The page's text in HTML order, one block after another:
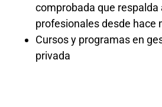
comprobada que respalda
profesionales desde hace
Cursos y programas en
privada